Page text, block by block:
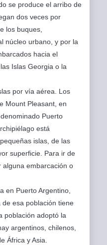
se produce el arribo de
dos veces por
los buques,
núcleo urbano, y por la
hacia el
Islas Georgia o la
por vía aérea. Los
Mount Pleasant, en
Puerto
está
islas, de las
superficie. Para ir de
alguna embarcación o
en Puerto Argentino,
esa población tiene
población adoptó la
argentinos, chilenos,
África y Asia.